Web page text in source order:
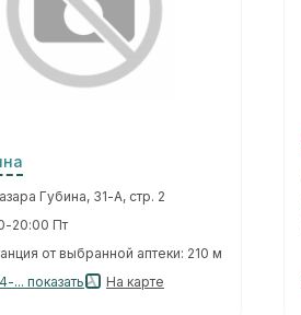
Губина, 31-А, стр. 2
20:00 Пт
от выбранной аптеки: 210 м
... показать
На карте